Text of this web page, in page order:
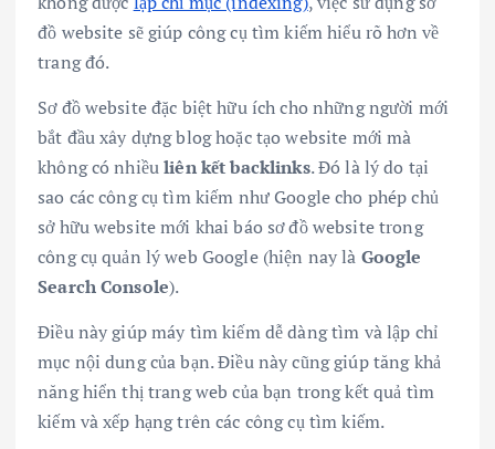
đồ website sẽ giúp công cụ tìm kiếm hiểu rõ hơn về
trang đó.
Sơ đồ website đặc biệt hữu ích cho những người mới
bắt đầu xây dựng blog hoặc tạo website mới mà
không có nhiềuliên kết backlinks. Đó là lý do tại
sao các công cụ tìm kiếm như Google cho phép chủ
sở hữu website mới khai báo sơ đồ website trong
công cụ quản lý web Google (hiện nay là Google
Search Console).
Điều này giúp máy tìm kiếm dễ dàng tìm và lập chỉ
mục nội dung của bạn. Điều này cũng giúp tăng khả
năng hiển thị trang web của bạn trong kết quả tìm
kiếm và xếp hạng trên các công cụ tìm kiếm.